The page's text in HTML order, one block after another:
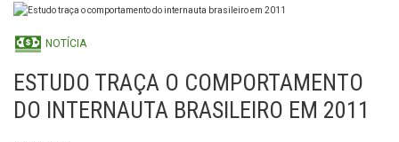
NOTÍCIA
ESTUDO TRAÇA O COMPORTAMENTO
DO INTERNAUTA BRASILEIRO EM 2011